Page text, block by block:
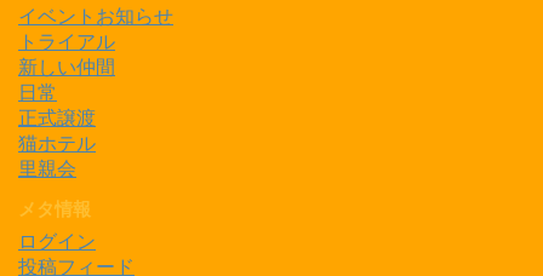
イベントお知らせ
トライアル
新しい仲間
日常
正式譲渡
猫ホテル
里親会
メタ情報
ログイン
投稿フィード